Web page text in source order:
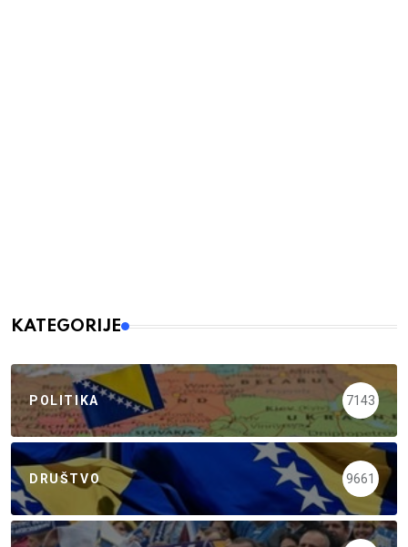
KATEGORIJE
POLITIKA 7143
DRUŠTVO 9661